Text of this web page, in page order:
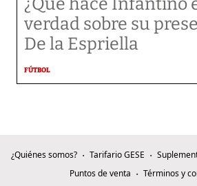
¿Qué hace Infantino
verdad sobre su
De la Espriella
FÚTBOL
¿Quiénes somos? Tarifario GESE
Puntos de venta
Términos y